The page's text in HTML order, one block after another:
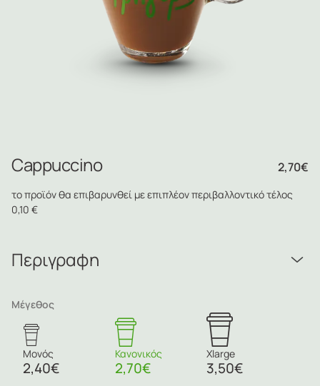
Cappuccino 2,70€
το προϊόν θα επιβαρυνθεί με επιπλέον περιβαλλοντικό τέλος
0,10 €
Περιγραφη
Μέγεθος
Μονός
2,40€
Κανονικός
2,70€
Xlarge
3,50€